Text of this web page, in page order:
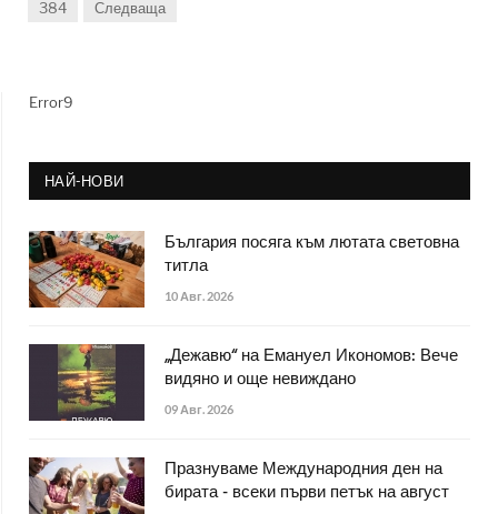
384 Следваща
Error9
НАЙ-НОВИ
България посяга към лютата световна
титла
10 Авг. 2026
„Дежавю“ на Емануел Икономов: Вече
видяно и още невиждано
09 Авг. 2026
Празнуваме Международния ден на
бирата - всеки първи петък на август